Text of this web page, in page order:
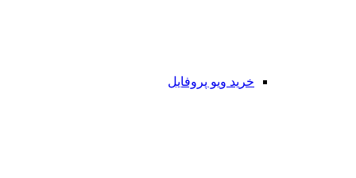
خرید ویو پروفایل